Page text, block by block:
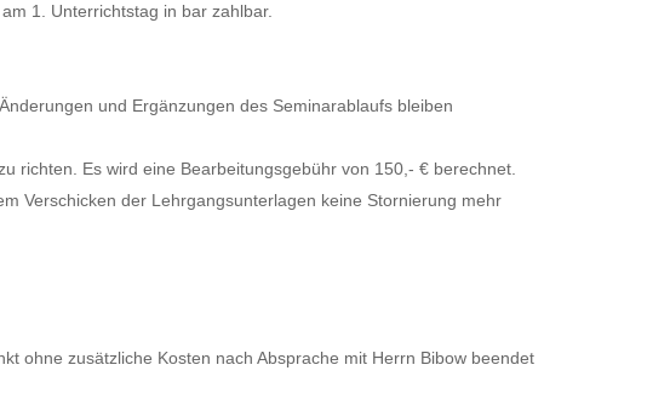
1. Unterrichtstag in bar zahlbar.
und Ergänzungen des Seminarablaufs bleiben
richten. Es wird eine Bearbeitungsgebühr von 150,- € berechnet.
Verschicken der Lehrgangsunterlagen keine Stornierung mehr
ohne zusätzliche Kosten nach Absprache mit Herrn Bibow beendet